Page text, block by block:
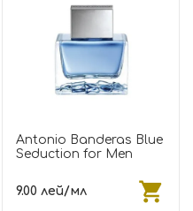
Antonio Banderas Blue
Seduction for Men
9.00 лей/мл